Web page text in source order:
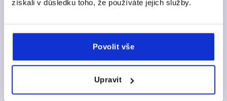
získali v důsledku toho, že používáte jejich služby.
Povolit vše
Upravit
K0180 IG